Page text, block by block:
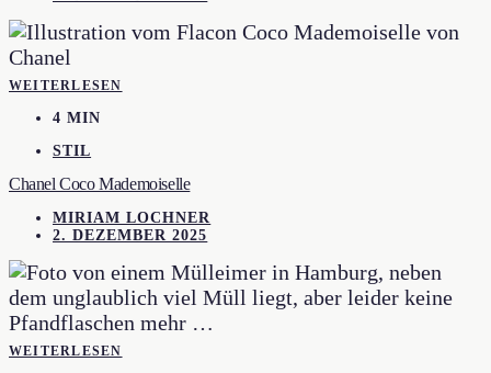
WEITERLESEN
4 MIN
STIL
Chanel Coco Mademoiselle
MIRIAM LOCHNER
2. DEZEMBER 2025
WEITERLESEN